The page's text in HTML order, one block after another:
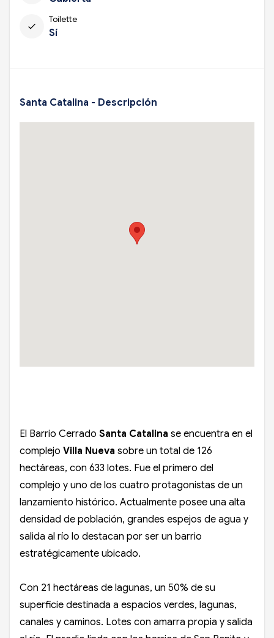
check
Toilette
Sí
Santa Catalina - Descripción
El Barrio Cerrado Santa Catalina se encuentra en el
complejo Villa Nueva sobre un total de 126
hectáreas, con 633 lotes. Fue el primero del
complejo y uno de los cuatro protagonistas de un
lanzamiento histórico. Actualmente posee una alta
densidad de población, grandes espejos de agua y
salida al río lo destacan por ser un barrio
estratégicamente ubicado.
Con 21 hectáreas de lagunas, un 50% de su
superficie destinada a espacios verdes, lagunas,
canales y caminos. Lotes con amarra propia y salida